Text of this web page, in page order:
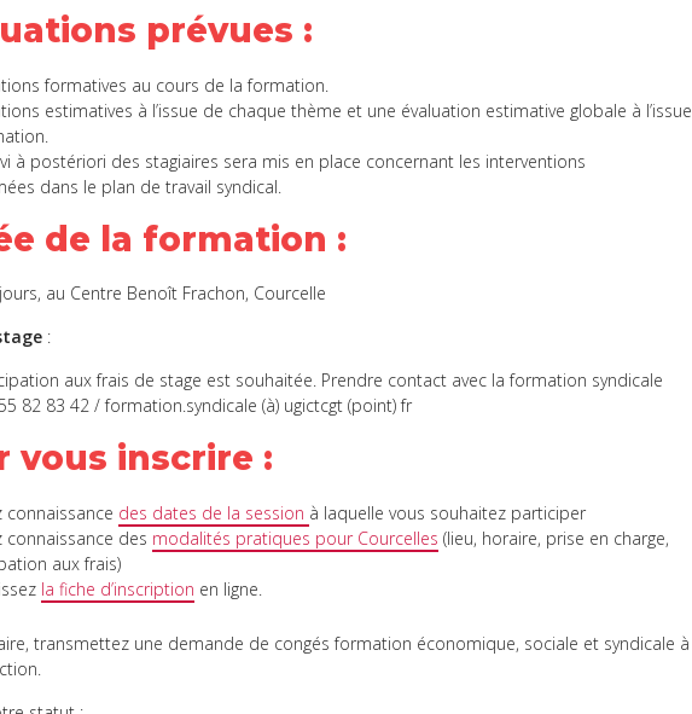
prévues :
formatives au cours de la formation.
estimatives à l’issue de chaque thème et une évaluation estimative globale à l’issue
à postériori des stagiaires sera mis en place concernant les interventions
dans le plan de travail syndical.
de la formation :
au Centre Benoît Frachon, Courcelle
:
aux frais de stage est souhaitée. Prendre contact avec la formation syndicale
82 83 42 / formation.syndicale (à) ugictcgt (point) fr
vous inscrire :
connaissance des dates de la session à laquelle vous souhaitez participer
connaissance des modalités pratiques pour Courcelles (lieu, horaire, prise en charge,
aux frais)
la fiche d’inscription en ligne.
transmettez une demande de congés formation économique, sociale et syndicale à